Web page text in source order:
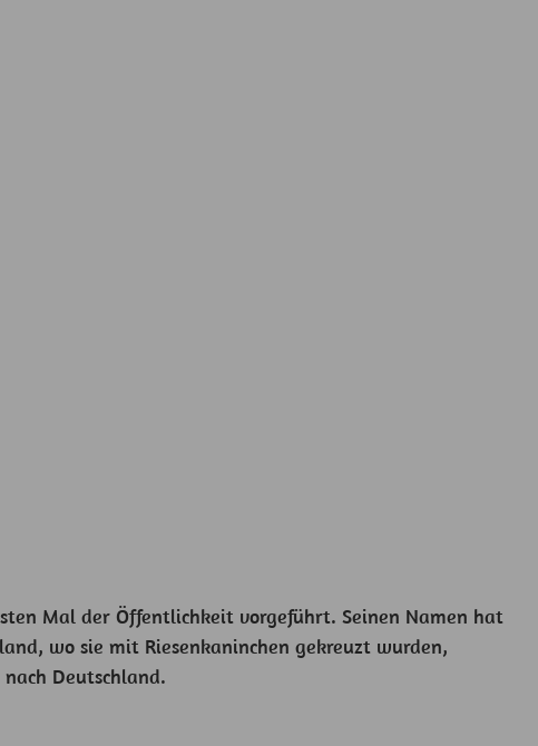
Mal der Öffentlichkeit vorgeführt. Seinen Namen hat
wo sie mit Riesenkaninchen gekreuzt wurden,
Deutschland.